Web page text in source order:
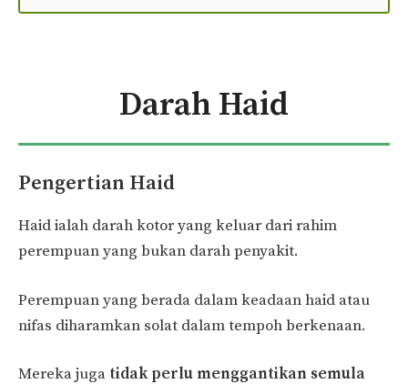
Darah Haid
Pengertian Haid
Haid ialah darah kotor yang keluar dari rahim
perempuan yang bukan darah penyakit.
Perempuan yang berada dalam keadaan haid atau
nifas diharamkan solat dalam tempoh berkenaan.
Mereka juga tidak perlu menggantikan semula